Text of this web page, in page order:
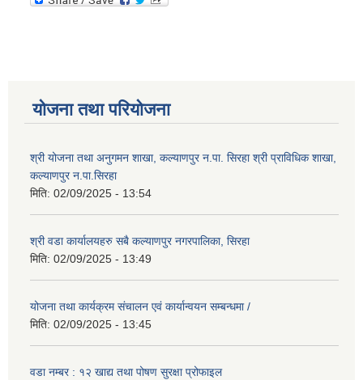
योजना तथा परियोजना
श्री योजना तथा अनुगमन शाखा, कल्याणपुर न.पा. सिरहा श्री प्राविधिक शाखा,
कल्याणपुर न.पा.सिरहा
मिति: 02/09/2025 - 13:54
श्री वडा कार्यालयहरु सबै कल्याणपुर नगरपालिका, सिरहा
मिति: 02/09/2025 - 13:49
योजना तथा कार्यक्रम संचालन एवं कार्यान्वयन सम्बन्धमा /
मिति: 02/09/2025 - 13:45
वडा नम्बर : १२ खाद्य तथा पोषण सुरक्षा प्रोफाइल